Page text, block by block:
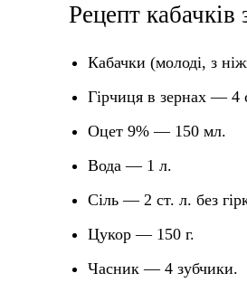
Рецепт
Кабачки (молоді, з
Гірчиця в зернах — 4
Оцет 9% — 150 мл.
Вода — 1 л.
Сіль — 2 ст. л. без
Цукор — 150 г.
Часник — 4 зубчики.